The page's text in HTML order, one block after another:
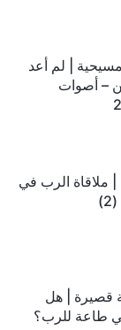
| لم أعد
– أصوات
ملاقاة الرب في
قصيرة | هل
طاعة للرب؟